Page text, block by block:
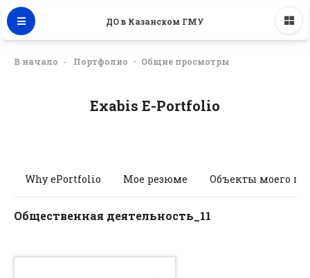
ДО в Казанском ГМУ
В начало Портфолио Общие просмотры
Exabis E-Portfolio
Why ePortfolio Мое резюме Объекты моего
Общественная деятельность_11